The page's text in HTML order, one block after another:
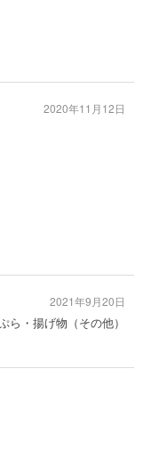
2020年11月12日
・揚げ物（その他）
2021年9月20日